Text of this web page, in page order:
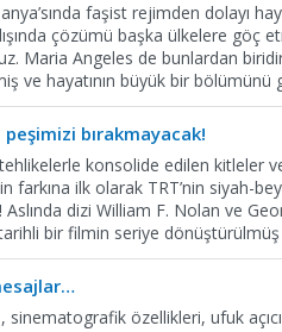
faşist rejimden dolayı
çözümü başka ülkelere göç
Maria Angeles de bunlardan
ve hayatının büyük bir bölümünü
bırakmayacak!
tehlikelerle konsolide edilen kitleler
ilk olarak TRT’nin siyah-
Aslında dizi William F. Nolan ve
bir filmin seriye
özellikleri, ufuk açıcı